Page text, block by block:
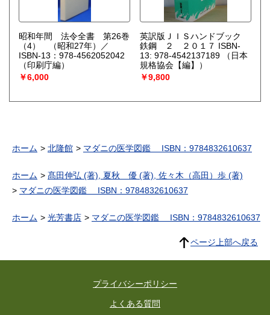
昭和年間 法令全書 第26巻
（4） （昭和27年）／
ISBN-13：978-4562052042
（印刷庁編）
￥6,000
英訳版ＪＩＳハンドブック
鉄鋼 ２ ２０１７ ISBN-
13: 978-4542137189
（日本
規格協会【編】）
￥9,800
ホーム 北隆館 マダニの医学図鑑 ISBN：9784832610637
ホーム
髙田伸弘 (著), 夏秋 優 (著), 佐々木（高田）歩 (著)
マダニの医学図鑑 ISBN：9784832610637
ホーム 光芳書店 マダニの医学図鑑 ISBN：9784832610637
ページ上部へ戻る
プライバシーポリシー
よくある質問